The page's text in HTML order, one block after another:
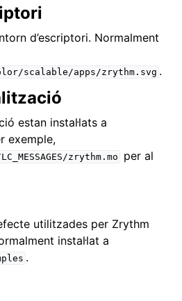
d’escriptori. Normalment
scalable/apps/zrythm.svg .
estan instal·lats a
exemple,
zrythm.mo
per al
utilitzades per Zrythm
instal·lat a
.